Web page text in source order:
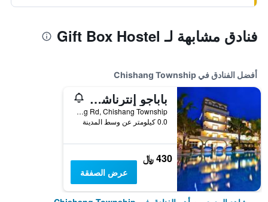
فنادق مشابهة لـ Gift Box Hostel
أفضل الفنادق في Chishang Township
باباجو إنترناشيونال ريزورت
No. 107 Sinsing Rd, Chishang Township, تايوان
0.0 كيلومتر عن وسط المدينة
430 ﷼
عرض الصفقة